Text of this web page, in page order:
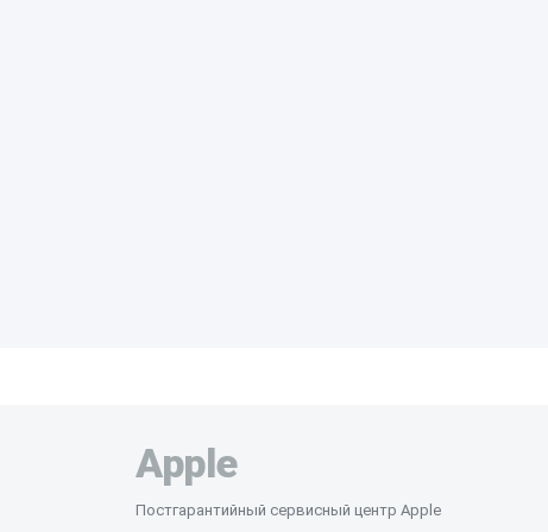
Apple
Постгарантийный сервисный центр Apple